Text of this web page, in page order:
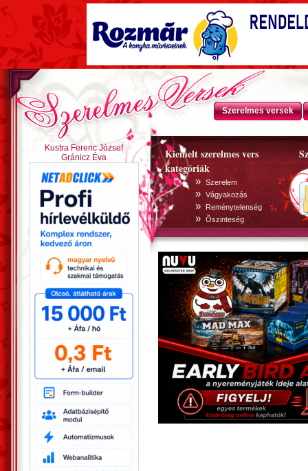
Szerelmes versek
Kiemelt szerelmes vers
kategóriák
» Szerelem
» Vágyakozás
» Reménytelenség
» Õszinteség
Kustra Ferenc József
Gránicz Éva